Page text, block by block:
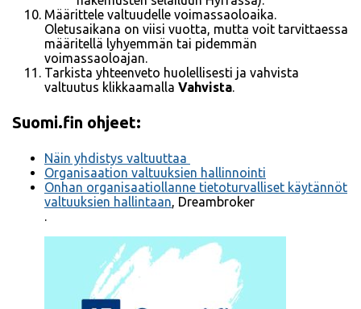
Määrittele valtuudelle voimassaoloaika.
Oletusaikana on viisi vuotta, mutta voit tarvittaessa
määritellä lyhyemmän tai pidemmän
voimassaoloajan.
Tarkista yhteenveto huolellisesti ja vahvista
valtuutus klikkaamalla Vahvista
Suomi.fin ohjeet:
Näin yhdistys valtuuttaa
Organisaation valtuuksien hallinnointi
Onhan organisaatiollanne tietoturvalliset käytännöt
valtuuksien hallintaan , Dreambroker